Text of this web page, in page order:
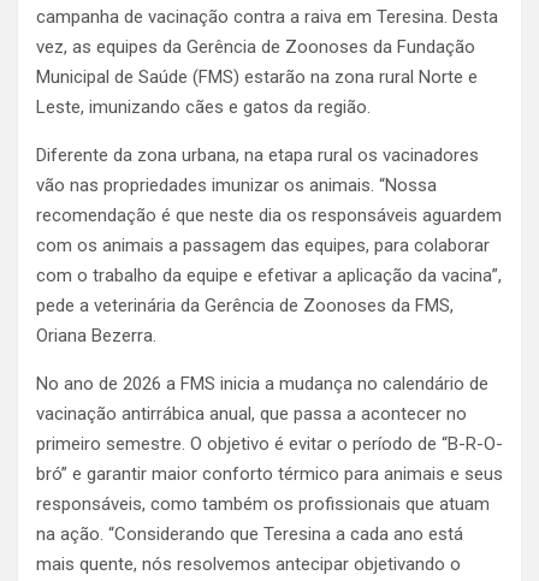
campanha de vacinação contra a raiva em Teresina. Desta
vez, as equipes da Gerência de Zoonoses da Fundação
Municipal de Saúde (FMS) estarão na zona rural Norte e
Leste, imunizando cães e gatos da região.
Diferente da zona urbana, na etapa rural os vacinadores
vão nas propriedades imunizar os animais. “Nossa
recomendação é que neste dia os responsáveis aguardem
com os animais a passagem das equipes, para colaborar
com o trabalho da equipe e efetivar a aplicação da vacina”,
pede a veterinária da Gerência de Zoonoses da FMS,
Oriana Bezerra.
No ano de 2026 a FMS inicia a mudança no calendário de
vacinação antirrábica anual, que passa a acontecer no
primeiro semestre. O objetivo é evitar o período de “B-R-O-
bró” e garantir maior conforto térmico para animais e seus
responsáveis, como também os profissionais que atuam
na ação. “Considerando que Teresina a cada ano está
mais quente, nós resolvemos antecipar objetivando o